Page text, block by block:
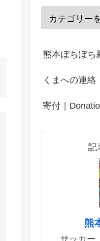
熊本ぼちぼち
くまへの連絡
寄付｜
記
熊